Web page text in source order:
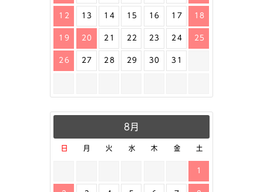
12 13 14 15 16 17 18
19 20 21 22 23 24 25
26 27 28 29 30 31
8月
日 月 火 水 木 金 土
1